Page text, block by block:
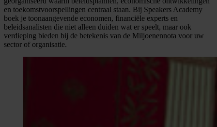
en toekomstvoorspellingen centraal staan. Bij Speakers Academy
boek je toonaangevende economen, financiële experts en
beleidsanalisten die niet alleen duiden wat er speelt, maar ook
verdieping bieden bij de betekenis van de Miljoenennota voor uw
sector of organisatie.